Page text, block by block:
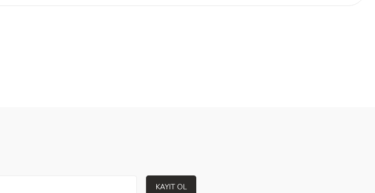
KAYIT OL